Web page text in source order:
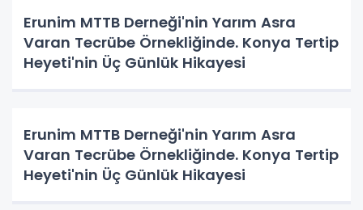
Erunim MTTB Derneği'nin Yarım Asra
Varan Tecrübe Örnekliğinde. Konya Tertip
Heyeti'nin Üç Günlük Hikayesi
Erunim MTTB Derneği'nin Yarım Asra
Varan Tecrübe Örnekliğinde. Konya Tertip
Heyeti'nin Üç Günlük Hikayesi